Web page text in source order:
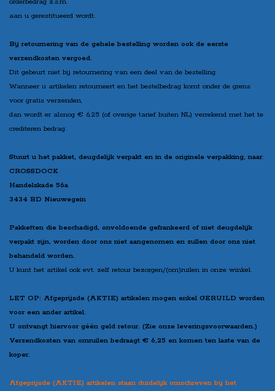
aan u gerestitueerd wordt.
Bij retournering van de gehele bestelling worden ook de eerste
verzendkosten vergoed.
Dit gebeurt niet bij retournering van een deel van de bestelling.
Wanneer u artikelen retourneert en het bestelbedrag komt onder de grens
voor gratis verzenden,
dan wordt er alsnog € 6,25 (of overige tarief buiten NL) verrekend met het te
crediteren bedrag.
Stuurt u het pakket, deugdelijk verpakt en in de originele verpakking, naar:
CROSSDOCK
Handelskade 56a
3434 BD Nieuwegein
Pakketten die beschadigd, onvoldoende gefrankeerd of niet deugdelijk
verpakt zijn, worden door ons niet aangenomen en zullen door ons niet
behandeld worden.
U kunt het artikel ook evt. zelf retour bezorgen/(om)ruilen in onze winkel.
LET OP: Afgeprijsde (AKTIE) artikelen mogen enkel GERUILD worden
voor een ander artikel.
U ontvangt hiervoor géén geld retour. (Zie onze leveringsvoorwaarden.)
Verzendkosten van omruilen bedraagt € 6,25 en komen ten laste van de
koper.
Afgeprijsde (AKTIE) artikelen staan duidelijk omschreven bij het